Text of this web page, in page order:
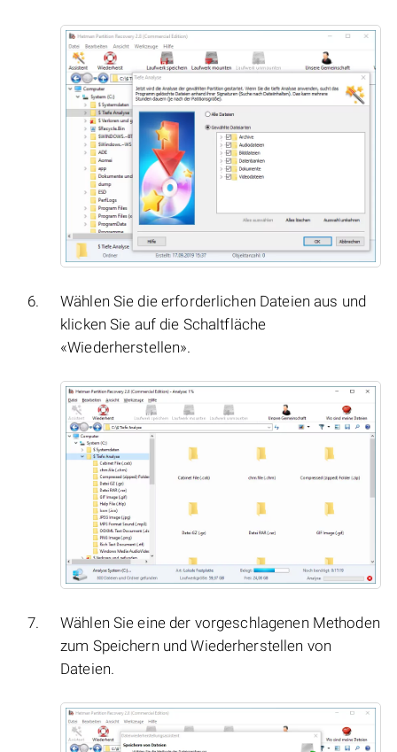
Wählen Sie die erforderlichen Dateien aus und
klicken Sie auf die Schaltfläche
«Wiederherstellen».
Wählen Sie eine der vorgeschlagenen Methoden
zum Speichern und Wiederherstellen von
Dateien.